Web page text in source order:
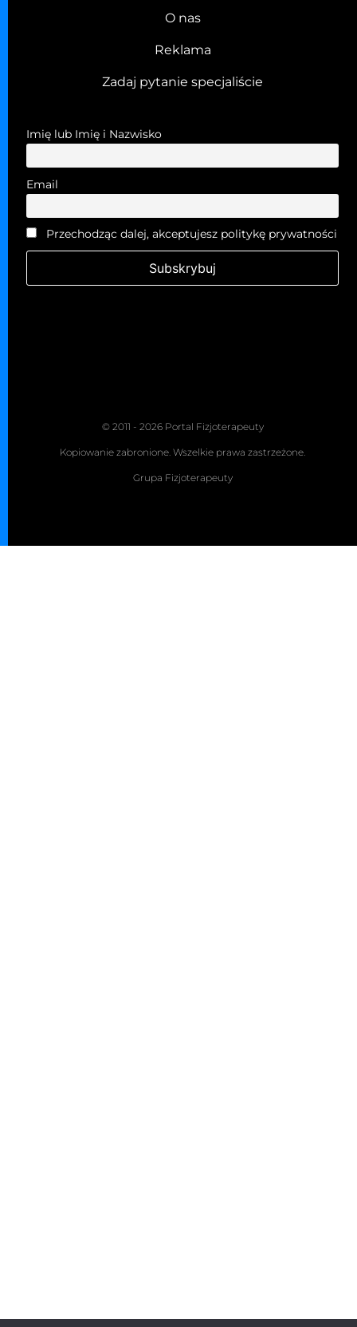
O nas
Reklama
Zadaj pytanie specjaliście
Imię lub Imię i Nazwisko
Email
Przechodząc dalej, akceptujesz politykę prywatności
© 2011 - 2026 Portal Fizjoterapeuty
Kopiowanie zabronione. Wszelkie prawa zastrzeżone.
Grupa Fizjoterapeuty